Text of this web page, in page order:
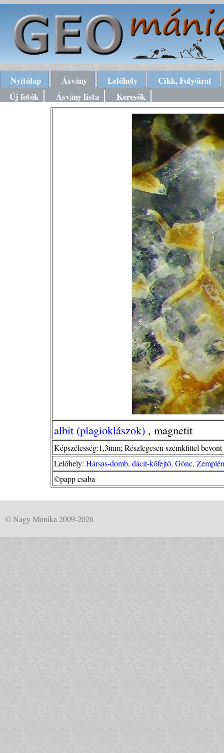
Nyitólap Ásvány Lelőhely
Cikk, Folyóirat
Új fotók
Ásvány lista Keresők
albit (plagioklászok) , magnetit
Képszélesség:1,3mm; Részlegesen szemktittel
Lelőhely: Hársas-domb, dácit-kőfejtő, Gönc,
©papp csaba
© Nagy Mónika 2009-2026